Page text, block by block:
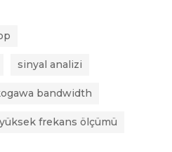
sinyal analizi
bandwidth
yüksek frekans ölçümü